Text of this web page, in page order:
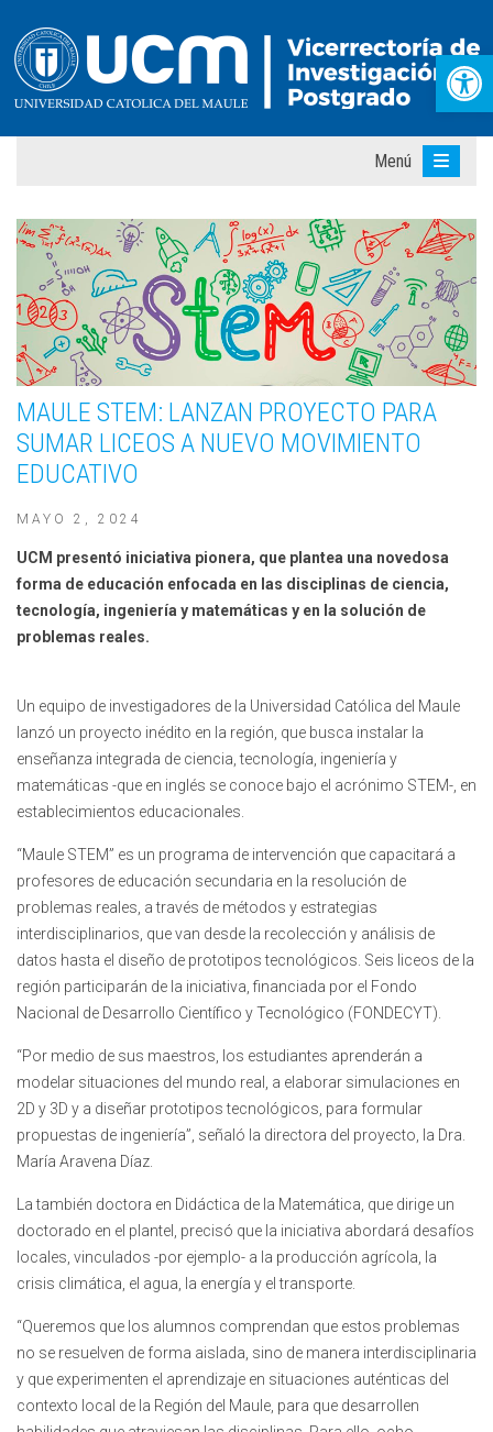
Menú
MAULE STEM: LANZAN PROYECTO PARA
SUMAR LICEOS A NUEVO MOVIMIENTO
EDUCATIVO
MAYO 2, 2024
UCM presentó iniciativa pionera, que plantea una novedosa
forma de educación enfocada en las disciplinas de ciencia,
tecnología, ingeniería y matemáticas y en la solución de
problemas reales.
Un equipo de investigadores de la Universidad Católica del Maule
lanzó un proyecto inédito en la región, que busca instalar la
enseñanza integrada de ciencia, tecnología, ingeniería y
matemáticas -que en inglés se conoce bajo el acrónimo STEM-, en
establecimientos educacionales.
“Maule STEM” es un programa de intervención que capacitará a
profesores de educación secundaria en la resolución de
problemas reales, a través de métodos y estrategias
interdisciplinarios, que van desde la recolección y análisis de
datos hasta el diseño de prototipos tecnológicos. Seis liceos de la
región participarán de la iniciativa, financiada por el Fondo
Nacional de Desarrollo Científico y Tecnológico (FONDECYT).
“Por medio de sus maestros, los estudiantes aprenderán a
modelar situaciones del mundo real, a elaborar simulaciones en
2D y 3D y a diseñar prototipos tecnológicos, para formular
propuestas de ingeniería”, señaló la directora del proyecto, la Dra.
María Aravena Díaz.
La también doctora en Didáctica de la Matemática, que dirige un
doctorado en el plantel, precisó que la iniciativa abordará desafíos
locales, vinculados -por ejemplo- a la producción agrícola, la
crisis climática, el agua, la energía y el transporte.
“Queremos que los alumnos comprendan que estos problemas
no se resuelven de forma aislada, sino de manera interdisciplinaria
y que experimenten el aprendizaje en situaciones auténticas del
contexto local de la Región del Maule, para que desarrollen